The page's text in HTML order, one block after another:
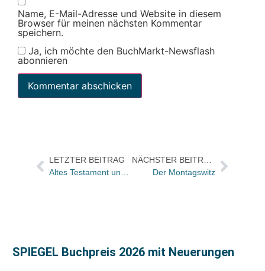
Name, E-Mail-Adresse und Website in diesem
Browser für meinen nächsten Kommentar
speichern.
Ja, ich möchte den BuchMarkt-Newsflash
abonnieren
LETZTER BEITRAG
Altes Testament und Zirkuswagen
NÄCHSTER BEITRAG
Der Montagswitz
SPIEGEL Buchpreis 2026 mit Neuerungen